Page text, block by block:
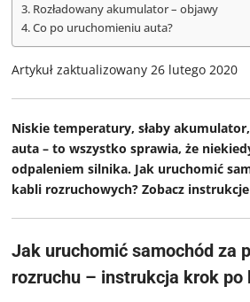
Rozładowany akumulator – objawy
Co po uruchomieniu auta?
Artykuł zaktualizowany 26 lutego 2020
Niskie temperatury, słaby
auta – to wszystko sprawia, że
odpaleniem silnika. Jak uruchomić
kabli rozruchowych? Zobacz
Jak uruchomić samochód za
rozruchu – instrukcja krok po